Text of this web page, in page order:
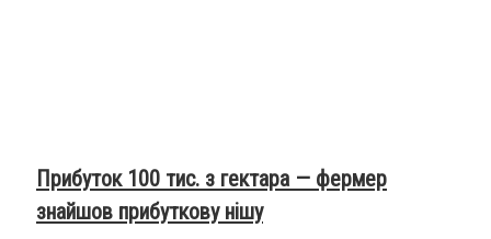
Прибуток 100 тис. з гектара — фермер
знайшов прибуткову нішу